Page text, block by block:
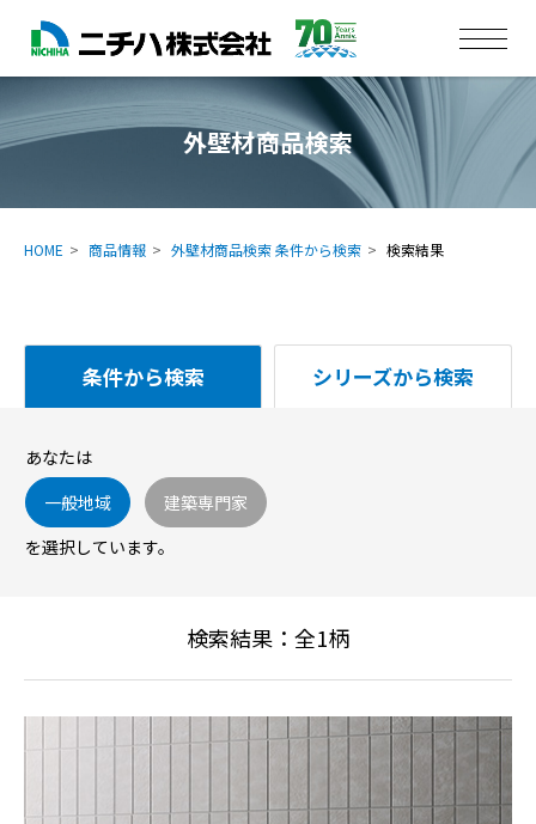
外壁材商品検索
HOME 商品情報 外壁材商品検索 条件から検索 検索結果
条件から検索 シリーズから検索
あなたは
一般地域
建築専門家
を選択しています。
検索結果：全1柄